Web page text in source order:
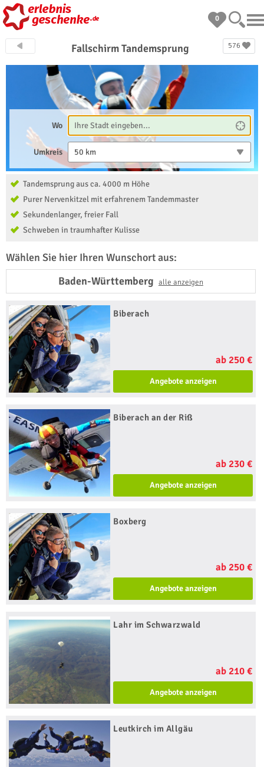
0
576
Fallschirm Tandemsprung
Wo
Umkreis 50 km
Tandemsprung aus ca. 4000 m Höhe
Purer Nervenkitzel mit erfahrenem Tandemmaster
Sekundenlanger, freier Fall
Schweben in traumhafter Kulisse
Wählen Sie hier Ihren Wunschort aus:
Baden-Württemberg alle anzeigen
Biberach
ab 250 €
Angebote anzeigen
Biberach an der Riß
ab 230 €
Angebote anzeigen
Boxberg
ab 250 €
Angebote anzeigen
Lahr im Schwarzwald
ab 210 €
Angebote anzeigen
Leutkirch im Allgäu